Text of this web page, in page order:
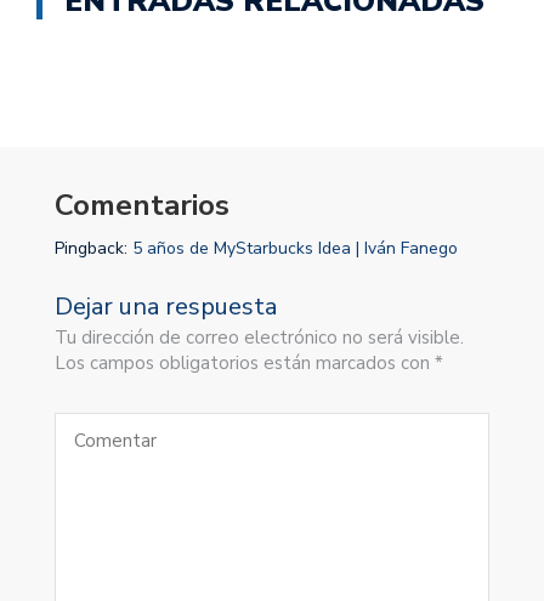
Comentarios
Pingback: 5 años de MyStarbucks Idea | Iván Fanego
Dejar una respuesta
Tu dirección de correo electrónico no será visible.
Los campos obligatorios están marcados con *